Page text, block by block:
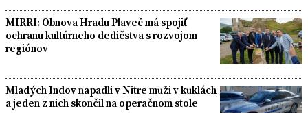
MIRRI: Obnova Hradu Plaveč má spojiť
ochranu kultúrneho dedičstva s rozvojom
regiónov
Mladých Indov napadli v Nitre muži v kuklách
a jeden z nich skončil na operačnom stole